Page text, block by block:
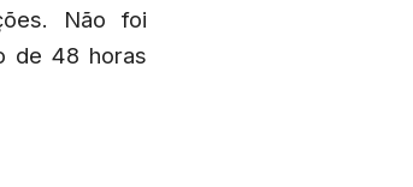
Não foi
de 48 horas